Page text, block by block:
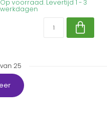
Op voorraad. Levertijd 1 - 3
werkdagen
van 25